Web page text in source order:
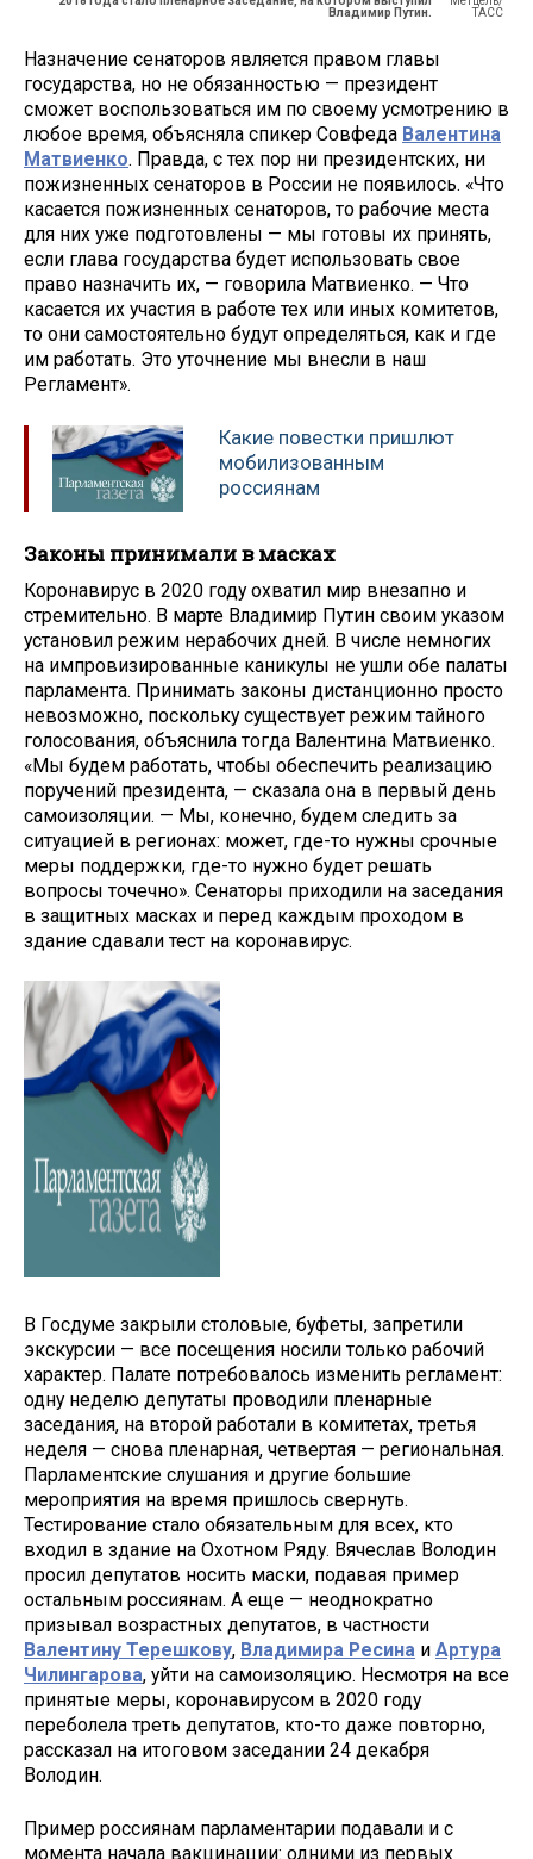
Владимир Путин.
ТАСС
Назначение сенаторов является правом главы
государства, но не обязанностью — президент
сможет воспользоваться им по своему усмотрению в
любое время, объясняла спикер Совфеда Валентина
Матвиенко. Правда, с тех пор ни президентских, ни
пожизненных сенаторов в России не появилось. «Что
касается пожизненных сенаторов, то рабочие места
для них уже подготовлены — мы готовы их принять,
если глава государства будет использовать свое
право назначить их, — говорила Матвиенко. — Что
касается их участия в работе тех или иных комитетов,
то они самостоятельно будут определяться, как и где
им работать. Это уточнение мы внесли в наш
Регламент».
Какие повестки пришлют
мобилизованным
россиянам
Законы принимали в масках
Коронавирус в 2020 году охватил мир внезапно и
стремительно. В марте Владимир Путин своим указом
установил режим нерабочих дней. В числе немногих
на импровизированные каникулы не ушли обе палаты
парламента. Принимать законы дистанционно просто
невозможно, поскольку существует режим тайного
голосования, объяснила тогда Валентина Матвиенко.
«Мы будем работать, чтобы обеспечить реализацию
поручений президента, — сказала она в первый день
самоизоляции. — Мы, конечно, будем следить за
ситуацией в регионах: может, где-то нужны срочные
меры поддержки, где-то нужно будет решать
вопросы точечно». Сенаторы приходили на заседания
в защитных масках и перед каждым проходом в
здание сдавали тест на коронавирус.
В Госдуме закрыли столовые, буфеты, запретили
экскурсии — все посещения носили только рабочий
характер. Палате потребовалось изменить регламент:
одну неделю депутаты проводили пленарные
заседания, на второй работали в комитетах, третья
неделя — снова пленарная, четвертая — региональная.
Парламентские слушания и другие большие
мероприятия на время пришлось свернуть.
Тестирование стало обязательным для всех, кто
входил в здание на Охотном Ряду. Вячеслав Володин
просил депутатов носить маски, подавая пример
остальным россиянам. А еще — неоднократно
призывал возрастных депутатов, в частности
Валентину Терешкову, Владимира Ресина и Артура
Чилингарова, уйти на самоизоляцию. Несмотря на все
принятые меры, коронавирусом в 2020 году
переболела треть депутатов, кто-то даже повторно,
рассказал на итоговом заседании 24 декабря
Володин.
Пример россиянам парламентарии подавали и с
момента начала вакцинации: одними из первых